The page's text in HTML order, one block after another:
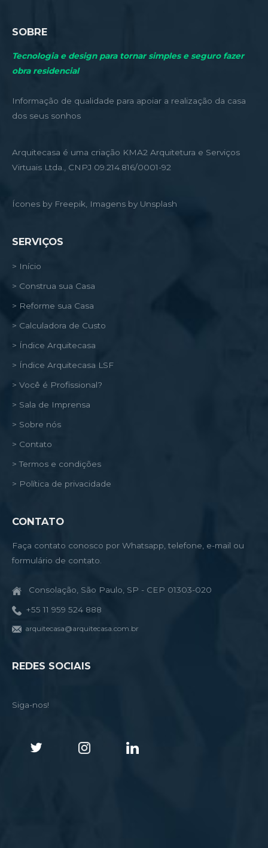
SOBRE
Tecnologia e design para tornar simples e seguro fazer
obra residencial
Informação de qualidade para apoiar a realização da casa
dos seus sonhos
Arquitecasa é uma criação KMA2 Arquitetura e Serviços
Virtuais Ltda., CNPJ 09.214.816/0001-92
Ícones by Freepik, Imagens by Unsplash
SERVIÇOS
> Início
> Construa sua Casa
> Reforme sua Casa
> Calculadora de Custo
> Índice Arquitecasa
> Índice Arquitecasa LSF
> Você é Profissional?
> Sala de Imprensa
> Sobre nós
> Contato
> Termos e condições
> Política de privacidade
CONTATO
Faça contato conosco por Whatsapp, telefone, e-mail ou
formulário de contato.
Consolação, São Paulo, SP - CEP 01303-020
+55 11 959 524 888
arquitecasa@arquitecasa.com.br
REDES SOCIAIS
Siga-nos!